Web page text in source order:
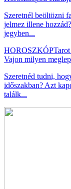
Szeretnél beöltözni
jelmez illene
jegyben...
HOROSZKÓP
Vajon milyen
Szeretnéd tudni,
időszakban? Azt
találk...